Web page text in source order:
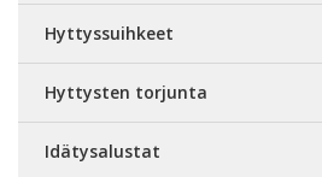
Hyttyssuihkeet
Hyttysten torjunta
Idätysalustat